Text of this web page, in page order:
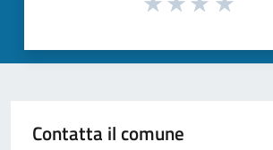
Contatta il comune